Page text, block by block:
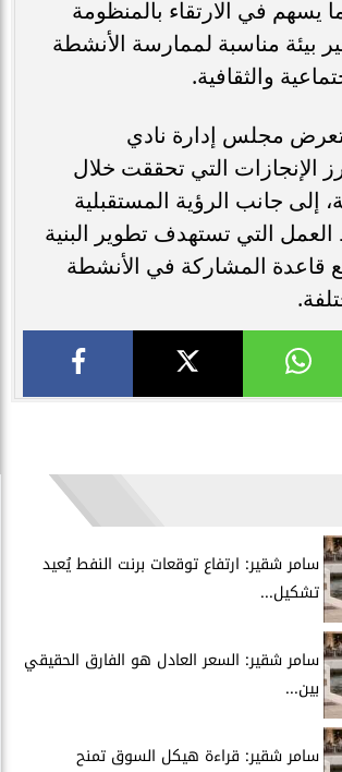
يسهم في الارتقاء بالمنظومة
بيئة مناسبة لممارسة الأنشطة
والثقافية.
مجلس إدارة نادي
الإنجازات التي تحققت خلال
إلى جانب الرؤية المستقبلية
التي تستهدف تطوير البنية
قاعدة المشاركة في الأنشطة
سامر شقير: ارتفاع توقعات برنت النفط يُعيد
تشكيل...
سامر شقير: السعر العادل هو الفارق الحقيقي
بين...
سامر شقير: قراءة هيكل السوق تمنح